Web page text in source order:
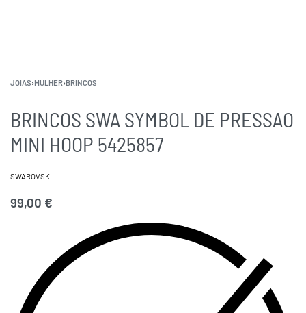
JOIAS›MULHER›BRINCOS
BRINCOS SWA SYMBOL DE PRESSAO
MINI HOOP 5425857
SWAROVSKI
99,00 €